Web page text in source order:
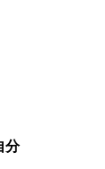
分